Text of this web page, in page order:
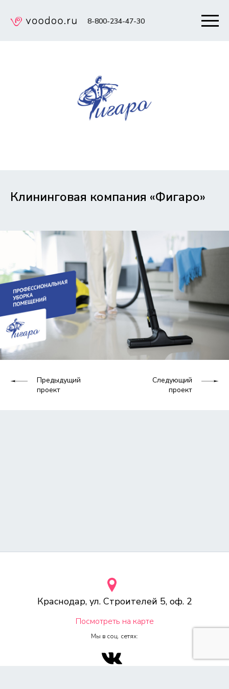
8-800-234-47-30
Клининговая компания «Фигаро»
Предыдущий
проект
Следующий
проект
Краснодар, ул. Строителей 5, оф. 2
Посмотреть на карте
Мы в соц. сетях: